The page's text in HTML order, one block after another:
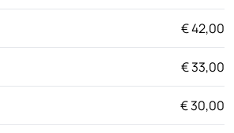
€ 42,00
€ 33,00
€ 30,00